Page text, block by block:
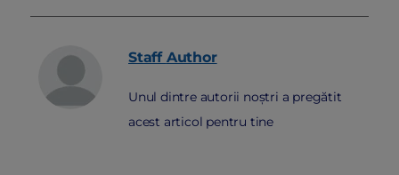
Staff Author
Unul dintre autorii noștri a pregătit
acest articol pentru tine